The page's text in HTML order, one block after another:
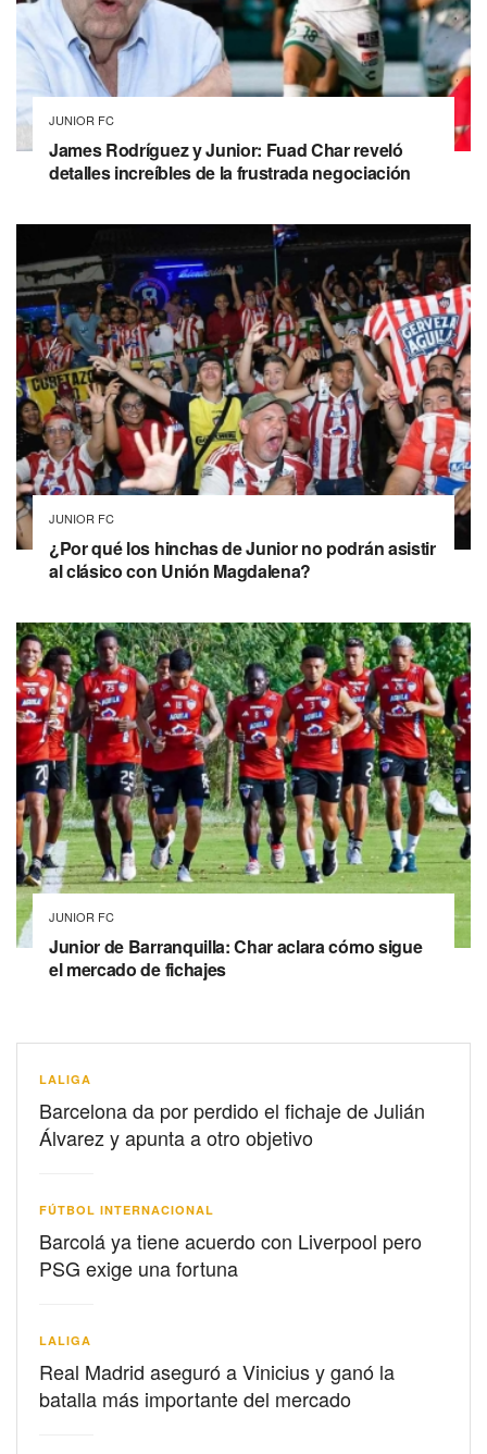
JUNIOR FC
James Rodríguez y Junior: Fuad Char reveló
detalles increíbles de la frustrada negociación
JUNIOR FC
¿Por qué los hinchas de Junior no podrán asistir
al clásico con Unión Magdalena?
JUNIOR FC
Junior de Barranquilla: Char aclara cómo sigue
el mercado de fichajes
LALIGA
Barcelona da por perdido el fichaje de Julián
Álvarez y apunta a otro objetivo
FÚTBOL INTERNACIONAL
Barcolá ya tiene acuerdo con Liverpool pero
PSG exige una fortuna
LALIGA
Real Madrid aseguró a Vinicius y ganó la
batalla más importante del mercado